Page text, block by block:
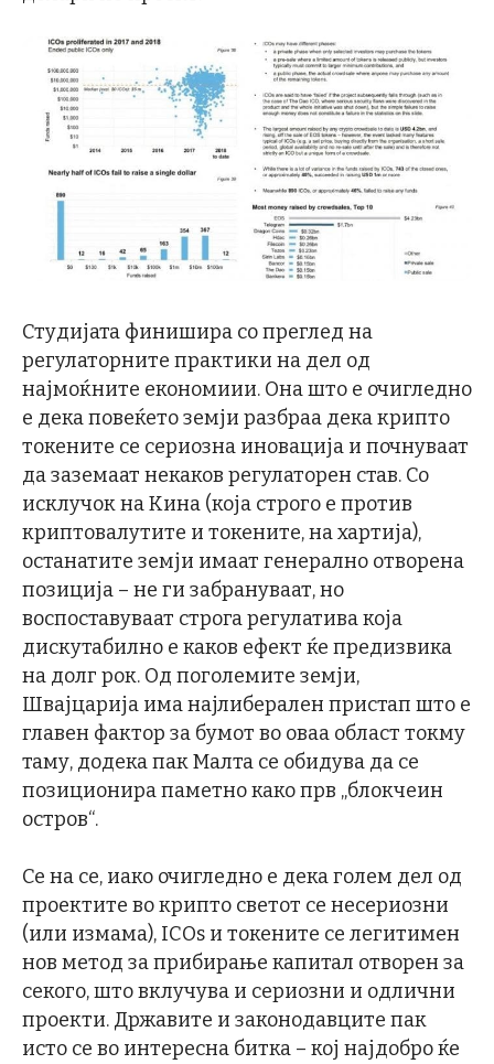
Студијата финишира со преглед на
регулаторните практики на дел од
најмоќните економиии. Она што е очигледно
е дека повеќето земји разбраа дека крипто
токените се сериозна иновација и почнуваат
да заземаат некаков регулаторен став. Со
исклучок на Кина (која строго е против
криптовалутите и токените, на хартија),
останатите земји имаат генерално отворена
позиција – не ги забрануваат, но
воспоставуваат строга регулатива која
дискутабилно е каков ефект ќе предизвика
на долг рок. Од поголемите земји,
Швајцарија има најлиберален пристап што е
главен фактор за бумот во оваа област токму
таму, додека пак Малта се обидува да се
позиционира паметно како прв „блокчеин
остров“.
Се на се, иако очигледно е дека голем дел од
проектите во крипто светот се несериозни
(или измама), ICOs и токените се легитимен
нов метод за прибирање капитал отворен за
секого, што вклучува и сериозни и одлични
проекти. Државите и законодавците пак
исто се во интересна битка – кој најдобро ќе